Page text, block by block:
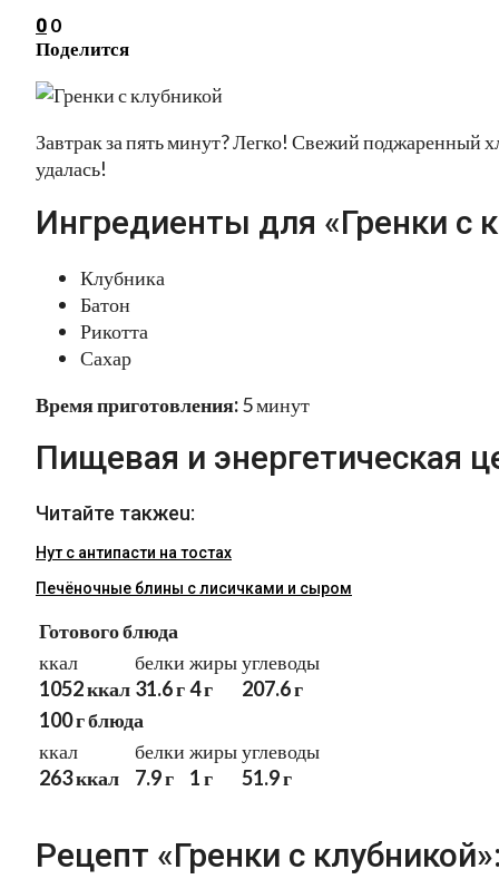
0 0
Поделится
Завтрак за пять минут? Легко! Свежий поджаренный
удалась!
Ингредиенты для «Гренки с
Клубника
Батон
Рикотта
Сахар
Время приготовления:5 минут
Пищевая и энергетическая
Читайте такжеu:
Нут с антипасти на тостах
Печёночные блины с лисичками и сыром
Готового блюда
ккал
1052 ккал
белки
31.6 г
жиры
4 г
углеводы
207.6 г
100 г блюда
ккал
263 ккал
белки
7.9 г
жиры
1 г
углеводы
51.9 г
Рецепт «Гренки с